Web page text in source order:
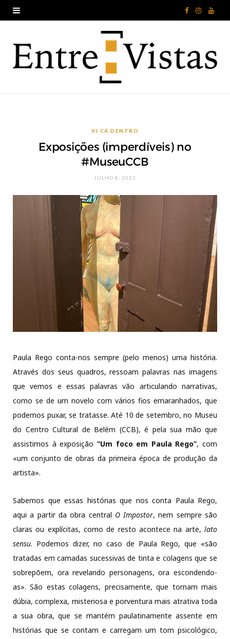
F
c
I Y
u
VI CÁ DENTRO
Exposições (imperdíveis) no
#MuseuCCB
JULHO 8, 2023
Paula Rego conta-nos sempre (pelo menos) uma história.
Através dos seus quadros, ressoam palavras nas imagens
que vemos e essas palavras vão articulando narrativas,
como se de um novelo com vários fios emaranhados, que
podemos puxar, se tratasse. Até 10 de setembro, no Museu
do Centro Cultural de Belém (CCB), é pela sua mão que
assistimos à exposição “Um foco em Paula Rego”, com
«um conjunto de obras da primeira época de produção da
artista».
Sabemos que essas histórias que nos conta Paula Rego,
aqui a partir da obra central O Impostor, nem sempre são
claras ou explícitas, como de resto acontece na arte, lato
sensu. Podemos dizer, no caso de Paula Rego, que «são
tratadas em camadas sucessivas de tinta e colagens que se
sobrepõem, ora revelando personagens, ora escondendo-
as». São estas colagens, precisamente, que tornam mais
dúbia, complexa, misteriosa e porventura mais atrativa toda
a sua obra, que se mantém paulatinamente assente em
histórias que se contam e carregam um tom psicológico,